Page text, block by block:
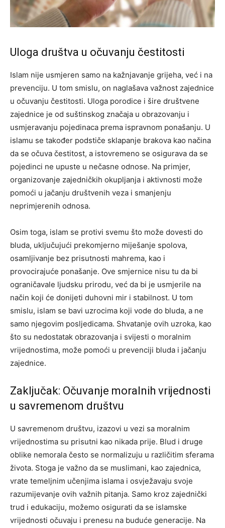
Uloga društva u očuvanju čestitosti
Islam nije usmjeren samo na kažnjavanje grijeha, već i na
prevenciju. U tom smislu, on naglašava važnost zajednice
u očuvanju čestitosti. Uloga porodice i šire društvene
zajednice je od suštinskog značaja u obrazovanju i
usmjeravanju pojedinaca prema ispravnom ponašanju. U
islamu se također podstiče sklapanje brakova kao načina
da se očuva čestitost, a istovremeno se osigurava da se
pojedinci ne upuste u nečasne odnose. Na primjer,
organizovanje zajedničkih okupljanja i aktivnosti može
pomoći u jačanju društvenih veza i smanjenju
neprimjerenih odnosa.
Osim toga, islam se protivi svemu što može dovesti do
bluda, uključujući prekomjerno miješanje spolova,
osamljivanje bez prisutnosti mahrema, kao i
provocirajuće ponašanje. Ove smjernice nisu tu da bi
ograničavale ljudsku prirodu, već da bi je usmjerile na
način koji će donijeti duhovni mir i stabilnost. U tom
smislu, islam se bavi uzrocima koji vode do bluda, a ne
samo njegovim posljedicama. Shvatanje ovih uzroka, kao
što su nedostatak obrazovanja i svijesti o moralnim
vrijednostima, može pomoći u prevenciji bluda i jačanju
zajednice.
Zaključak: Očuvanje moralnih vrijednosti
u savremenom društvu
U savremenom društvu, izazovi u vezi sa moralnim
vrijednostima su prisutni kao nikada prije. Blud i druge
oblike nemorala često se normalizuju u različitim sferama
života. Stoga je važno da se muslimani, kao zajednica,
vrate temeljnim učenjima islama i osvježavaju svoje
razumijevanje ovih važnih pitanja. Samo kroz zajednički
trud i edukaciju, možemo osigurati da se islamske
vrijednosti očuvaju i prenesu na buduće generacije. Na